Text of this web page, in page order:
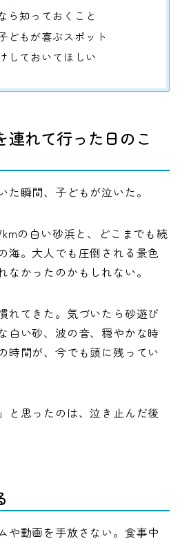
ら知っておくこと
どもが喜ぶスポット
しておいてほしい
連れて行った日のこ
た瞬間、子どもが泣いた。
の白い砂浜と、どこまでも続
海。大人でも圧倒される景色
なかったのかもしれない。
れてきた。気づいたら砂遊び
白い砂、波の音、穏やかな時
時間が、今でも頭に残ってい
と思ったのは、泣き止んだ後
や動画を手放さない。食事中